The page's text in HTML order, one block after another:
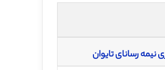
رسانای تایوان